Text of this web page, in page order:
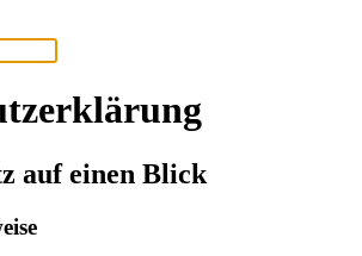
auf einen Blick